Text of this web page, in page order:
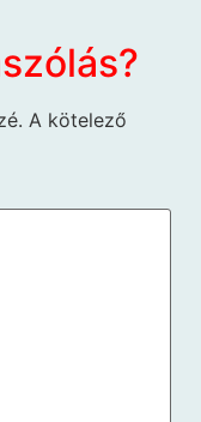
A kötelező